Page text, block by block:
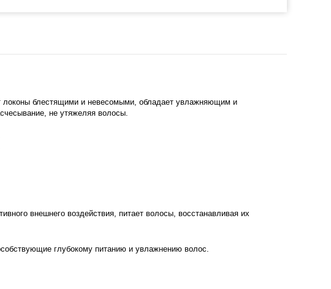
локоны блестящими и невесомыми, обладает увлажняющим и
не утяжеляя волосы.
внешнего воздействия, питает волосы, восстанавливая их
глубокому питанию и увлажнению волос.